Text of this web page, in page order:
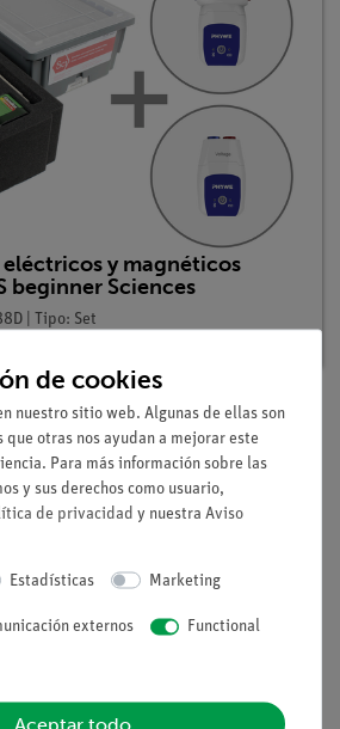
eléctricos y magnéticos
beginner Sciences
| Tipo: Set
la alineación de una barra magnética
observan que tanto la barra magnética
siempre apuntan a una dirección
de la brújula también debe ser un
de cookies
nuestro sitio web. Algunas de ellas son
otras nos ayudan a mejorar este
Para más información sobre las
y sus derechos como usuario,
de privacidad y nuestra Aviso
Estadísticas Marketing
externos Functional
Aceptar todo